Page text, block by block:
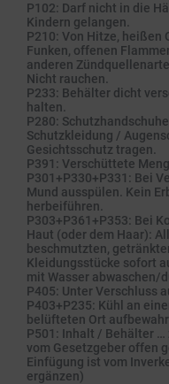
P102: Darf nicht in die
Kindern gelangen.
P210: Von Hitze, heißen
Funken, offenen
anderen
Nicht rauchen.
P233: Behälter dicht
halten.
P280:
Schutzkleidung /
Gesichtsschutz tragen.
P391: Verschüttete
P301+P330+P331: Bei
Mund ausspülen. Kein
herbeiführen.
P303+P361+P353: Bei
Haut (oder dem Haar):
beschmutzten,
Kleidungsstücke sofort
mit Wasser abwaschen/
P405: Unter Verschluss
P403+P235: Kühl an
belüfteten Ort
P501: Inhalt / Behälter …
vom Gesetzgeber offen
Einfügung ist vom
ergänzen)